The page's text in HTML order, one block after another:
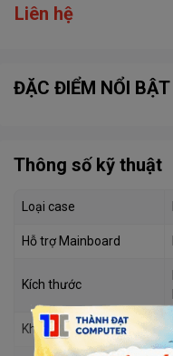
Liên hệ
ĐẶC ĐIỂM NỔI BẬT
Thông số kỹ thuật
Loại case
Hỗ trợ Mainboard
Kích thước
Khay ổ cứng